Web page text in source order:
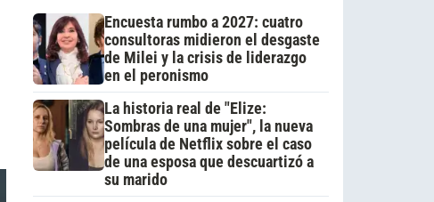
Encuesta rumbo a 2027: cuatro
consultoras midieron el desgaste
de Milei y la crisis de liderazgo
en el peronismo
La historia real de "Elize:
Sombras de una mujer", la nueva
película de Netflix sobre el caso
de una esposa que descuartizó a
su marido